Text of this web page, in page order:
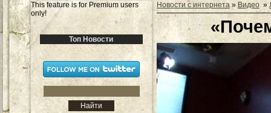
This feature is for Premium users
only!
Топ Новости
Новости с интернета » Видео »